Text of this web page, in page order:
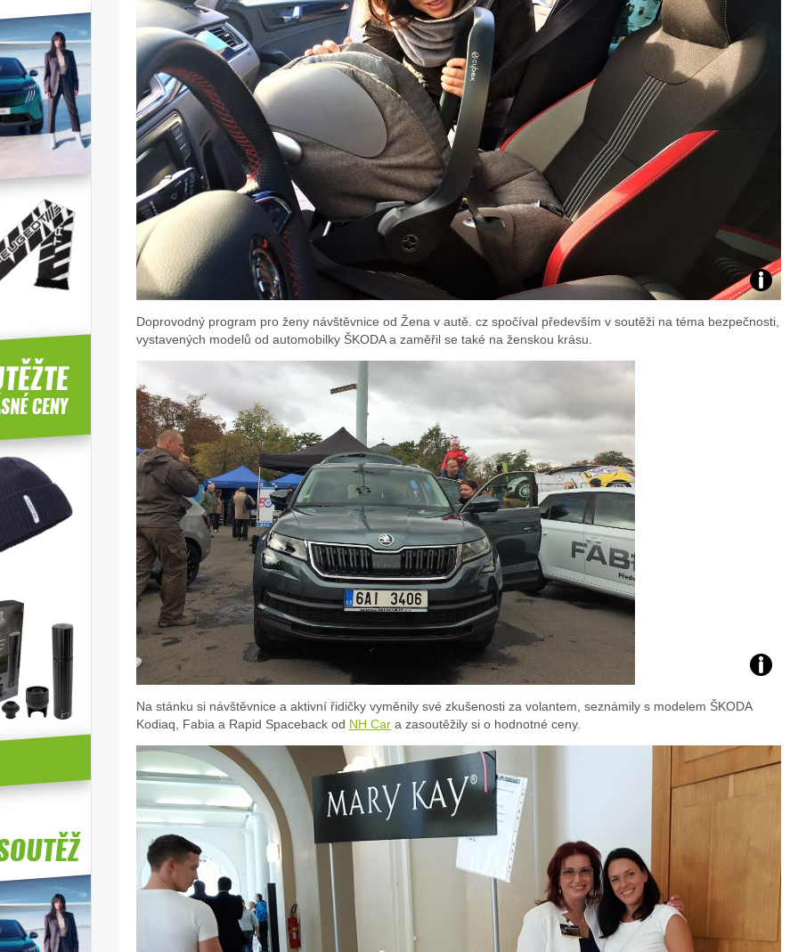
Foto:
Sabina
Doprovodný program pro ženy návštěvnice od Žena v autě. cz spočíval především v soutěži na téma bezpečnosti,
vystavených modelů od automobilky ŠKODA a zaměřil se také na ženskou krásu.
Foto:
Na stánku si návštěvnice a aktivní řidičky vyměnily své zkušenosti za volantem, seznámily s modelem ŠKODA
Kodiaq, Fabia a Rapid Spaceback od NH Car a zasoutěžily si o hodnotné ceny.